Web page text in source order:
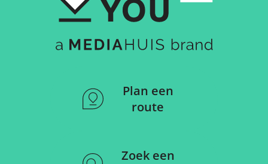
Plan een
route
Zoek een